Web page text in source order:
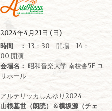
2024年4月21日 (日)
時間 ： 13：30 開場 14：
00 開演
会場名： 昭和音楽大学 南校舎5F ユ
リホール
アルテリッカしんゆり2024
山根基世（朗読）＆横坂源（チェ